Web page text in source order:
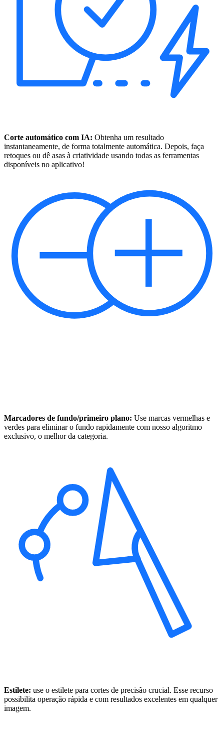
Corte automático com IA: Obtenha um resultado
instantaneamente, de forma totalmente automática. Depois, faça
retoques ou dê asas à criatividade usando todas as ferramentas
disponíveis no aplicativo!
Marcadores de fundo/primeiro plano: Use marcas vermelhas e
verdes para eliminar o fundo rapidamente com nosso algoritmo
exclusivo, o melhor da categoria.
Estilete: use o estilete para cortes de precisão crucial. Esse recurso
possibilita operação rápida e com resultados excelentes em qualquer
imagem.